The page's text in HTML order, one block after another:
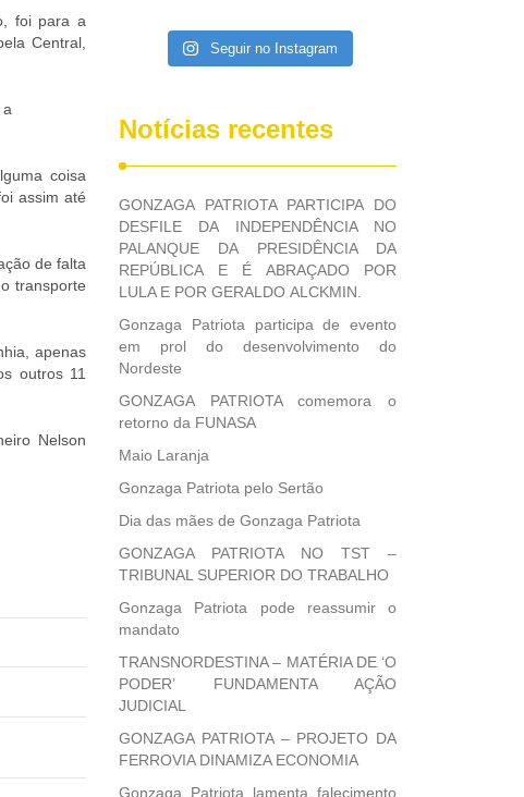
foi para a
Central,
coisa
assim até
de falta
transporte
apenas
outros 11
Nelson
Seguir no Instagram
Notícias recentes
GONZAGA PATRIOTA PARTICIPA DO
DESFILE DA INDEPENDÊNCIA NO
PALANQUE DA PRESIDÊNCIA DA
REPÚBLICA E É ABRAÇADO POR
LULA E POR GERALDO ALCKMIN.
Gonzaga Patriota participa de evento
em prol do desenvolvimento do
Nordeste
GONZAGA PATRIOTA comemora o
retorno da FUNASA
Maio Laranja
Gonzaga Patriota pelo Sertão
Dia das mães de Gonzaga Patriota
GONZAGA PATRIOTA NO TST –
TRIBUNAL SUPERIOR DO TRABALHO
Gonzaga Patriota pode reassumir o
mandato
TRANSNORDESTINA – MATÉRIA DE ‘O
PODER’ FUNDAMENTA AÇÃO
JUDICIAL
GONZAGA PATRIOTA – PROJETO DA
FERROVIA DINAMIZA ECONOMIA
Gonzaga Patriota lamenta falecimento